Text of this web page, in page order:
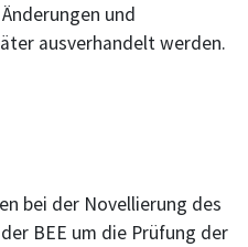
und
ausverhandelt werden.
bei der Novellierung des
BEE um die Prüfung der